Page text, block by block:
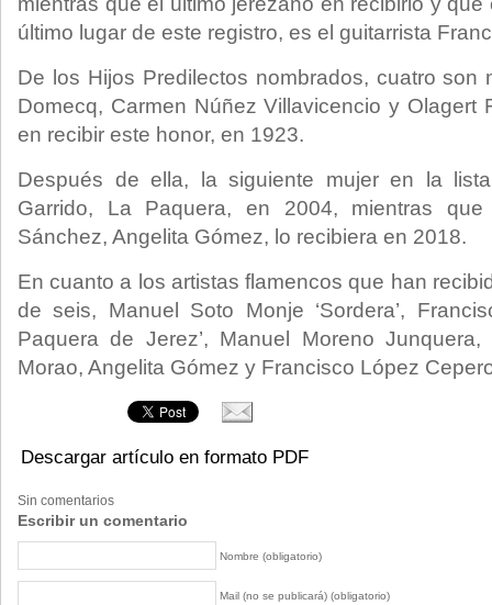
último lugar de este registro, es el guitarrista
De los Hijos Predilectos nombrados, cuatro son
Domecq, Carmen Núñez Villavicencio y Olagert
en recibir este honor, en 1923.
Después de ella, la siguiente mujer en la
Garrido, La Paquera, en 2004, mientras
Sánchez, Angelita Gómez, lo recibiera en 2018.
En cuanto a los artistas flamencos que han
de seis, Manuel Soto Monje ‘Sordera’,
Paquera de Jerez’, Manuel Moreno Junquera,
Morao, Angelita Gómez y Francisco López
Descargar artículo en formato PDF
Sin comentarios
Escribir un comentario
Nombre (obligatorio)
Mail (no se publicará) (obligatorio)